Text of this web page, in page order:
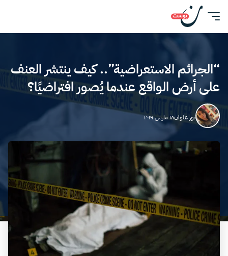
“الجرائم الاستعراضية”.. كيف ينتشر العنف
على أرض الواقع عندما يُصور افتراضيًا؟
نور علوان١٨ مارس ٢٠١٩